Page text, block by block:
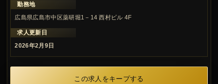
勤務地
広島県広島市中区薬研堀1－14 西村ビル 4F
求人更新日
2026年2月9日
この求人をキープする